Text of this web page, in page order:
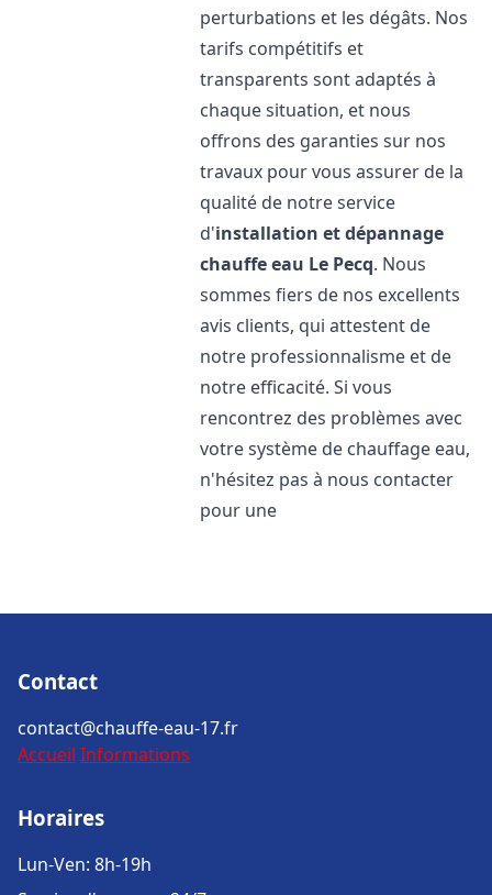
perturbations et les dégâts. Nos
tarifs compétitifs et
transparents sont adaptés à
chaque situation, et nous
offrons des garanties sur nos
travaux pour vous assurer de la
qualité de notre service
d'installation et dépannage
chauffe eau Le Pecq. Nous
sommes fiers de nos excellents
avis clients, qui attestent de
notre professionnalisme et de
notre efficacité. Si vous
rencontrez des problèmes avec
votre système de chauffage eau,
n'hésitez pas à nous contacter
pour une
Contact
contact@chauffe-eau-17.fr
Accueil Informations
Horaires
Lun-Ven: 8h-19h